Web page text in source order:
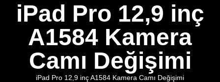
iPad Pro 12,9 inç
A1584 Kamera
Camı Değişimi
iPad Pro 12,9 inç A1584 Kamera Camı Değişimi